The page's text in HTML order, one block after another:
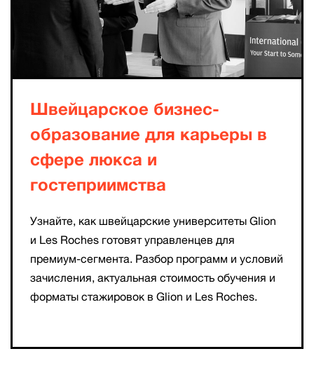
Швейцарское бизнеc-
образование для карьеры в
сфере люкса и
гостеприимства
Узнайте, как швейцарские университеты Glion
и Les Roches готовят управленцев для
премиум-сегмента. Разбор программ и условий
зачисления, актуальная стоимость обучения и
форматы стажировок в Glion и Les Roches.